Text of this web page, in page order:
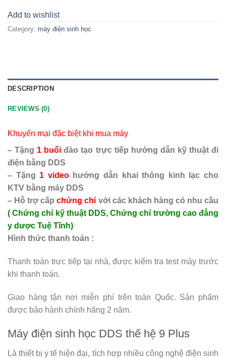
Add to wishlist
Category: máy điện sinh học
DESCRIPTION
REVIEWS (0)
Khuyến mại đặc biệt khi mua máy
– Tặng 1 buổi đào tạo trực tiếp hướng dẫn kỹ thuật đi
điện bằng DDS
– Tặng 1 videohướng dẫn khai thông kinh lạc cho
KTV bằng máy DDS
– Hỗ trợ cấpchứng chỉ với các khách hàng có nhu cầu
( Chứng chỉ kỹ thuật DDS, Chứng chỉ trường cao đẳng
y dược Tuệ Tĩnh)
Hình thức thanh toán :
Thanh toán trực tiếp tại nhà, được kiểm tra test máy trước
khi thanh toán.
Giao hàng tận nơi miễn phí trên toàn Quốc. Sản phẩm
được bảo hành chính hãng 2 năm.
Máy điện sinh học DDS thế hệ 9 Plus
Là thiết bị y tế hiện đại, tích hợp nhiều công nghệ điện sinh